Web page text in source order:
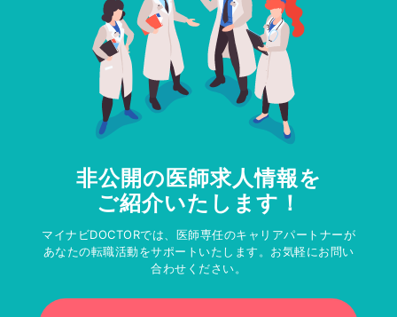
非公開の医師求人情報を
ご紹介いたします！
マイナビDOCTORでは、医師専任のキャリアパートナーが
あなたの転職活動をサポートいたします。お気軽にお問い
合わせください。